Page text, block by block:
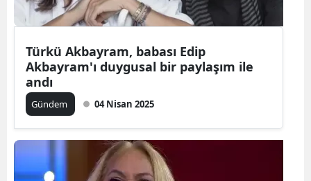
Türkü Akbayram, babası Edip
Akbayram'ı duygusal bir paylaşım ile
andı
Gündem 04 Nisan 2025